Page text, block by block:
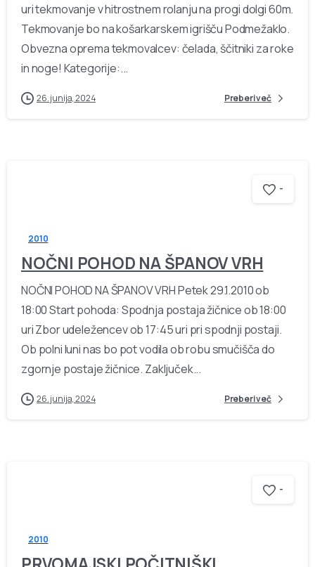
uri tekmovanje v hitrostnem rolanju na progi dolgi 60m.
Tekmovanje bo na košarkarskem igrišču Podmežaklo.
Obvezna oprema tekmovalcev: čelada, ščitniki za roke
in noge! Kategorije:...
26. junija, 2024 Preberi več
-
2010
NOČNI POHOD NA ŠPANOV VRH
NOČNI POHOD NA ŠPANOV VRH Petek 29.1.2010 ob
18:00 Start pohoda: Spodnja postaja žičnice ob 18:00
uri Zbor udeležencev ob 17:45 uri pri spodnji postaji.
Ob polni luni nas bo pot vodila ob robu smučišča do
zgornje postaje žičnice. Zaključek...
26. junija, 2024 Preberi več
-
2010